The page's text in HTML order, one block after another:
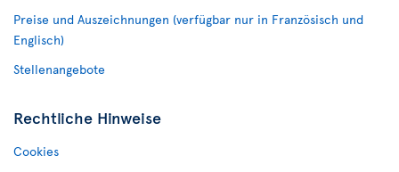
Preise und Auszeichnungen (verfügbar nur in Französisch und
Englisch)
Stellenangebote
Rechtliche Hinweise
Cookies